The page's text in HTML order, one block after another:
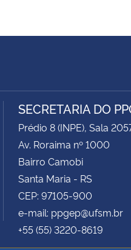
SECRETARIA DO
Prédio 8 (INPE), Sala
Av. Roraima nº 1000
Bairro Camobi
Santa Maria - RS
CEP: 97105-900
e-mail: ppgep@ufsm.br
+55 (55) 3220-8619